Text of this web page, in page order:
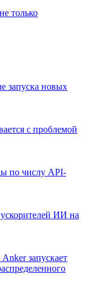
только
запуска новых
с проблемой
по числу API-
ИИ на
запускает